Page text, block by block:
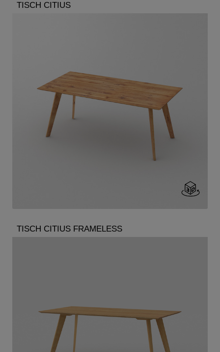
TISCH CITIUS
TISCH CITIUS FRAMELESS